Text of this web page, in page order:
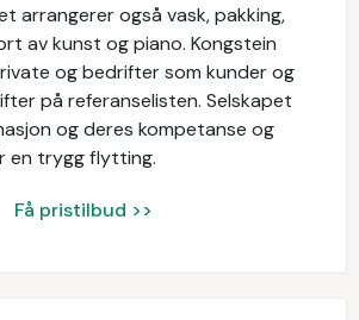
arrangerer også vask, pakking,
av kunst og piano. Kongstein
og bedrifter som kunder og
på referanselisten. Selskapet
og deres kompetanse og
en trygg flytting.
Få pristilbud >>